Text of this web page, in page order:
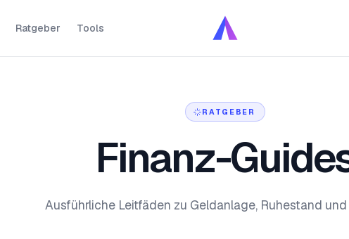
Ratgeber Tools
RATGEBER
Finanz-
Ausführliche Leitfäden zu Geldanlage, Ruhestand